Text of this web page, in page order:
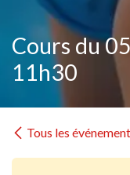
Cours du
11h30
Tous les